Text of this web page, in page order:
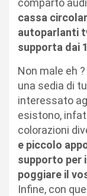
comparto
cassa
autoparlanti
supporta dai
Non male eh
una sedia di
interessato
esistono,
colorazioni
e piccolo
supporto per
poggiare il
Infine, con